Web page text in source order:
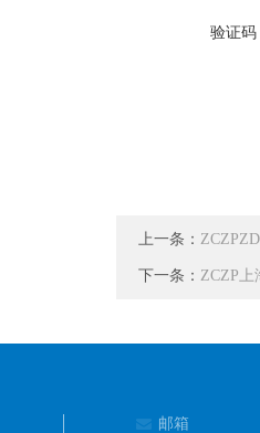
验证码
上一条：
下一条： ZCZP上
邮箱